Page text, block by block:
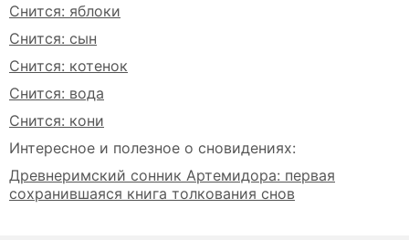
Снится: яблоки
Снится: сын
Снится: котенок
Снится: вода
Снится: кони
Интересное и полезное о сновидениях:
Древнеримский сонник Артемидора: первая
сохранившаяся книга толкования снов